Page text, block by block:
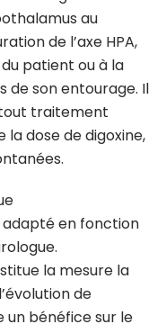
au
de l’axe HPA,
patient ou à la
de son entourage. Il
traitement
dose de digoxine,
en fonction
la mesure la
de
un bénéfice sur le